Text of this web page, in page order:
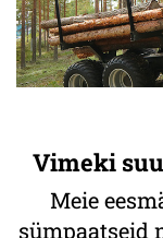
Vimeki
Meie
sümpaatseid